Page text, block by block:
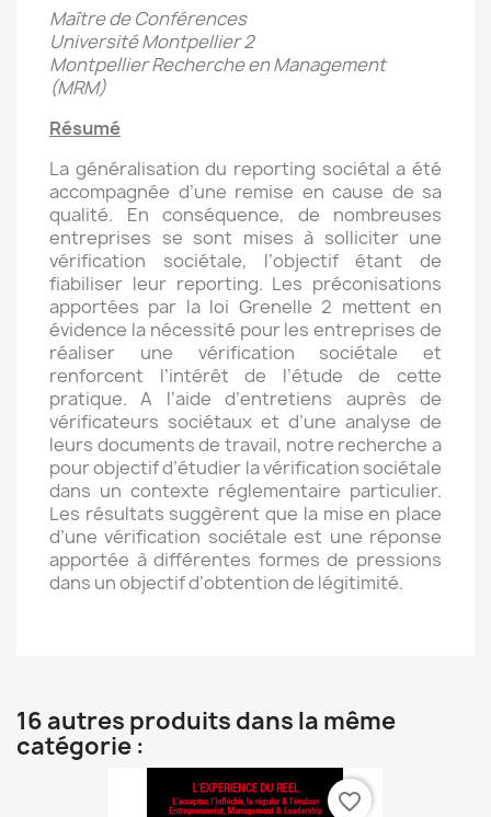
Maître de Conférences
Université Montpellier 2
Montpellier Recherche en Management
(MRM)
Résumé
La généralisation du reporting sociétal a été
accompagnée d’une remise en cause de sa
qualité. En conséquence, de nombreuses
entreprises se sont mises à solliciter une
vérification sociétale, l’objectif étant de
fiabiliser leur reporting. Les préconisations
apportées par la loi Grenelle 2 mettent en
évidence la nécessité pour les entreprises de
réaliser une vérification sociétale et
renforcent l’intérêt de l’étude de cette
pratique. A l’aide d’entretiens auprès de
vérificateurs sociétaux et d’une analyse de
leurs documents de travail, notre recherche a
pour objectif d’étudier la vérification sociétale
dans un contexte réglementaire particulier.
Les résultats suggèrent que la mise en place
d’une vérification sociétale est une réponse
apportée à différentes formes de pressions
dans un objectif d’obtention de légitimité.
16 autres produits dans la même
catégorie :
favorite_border